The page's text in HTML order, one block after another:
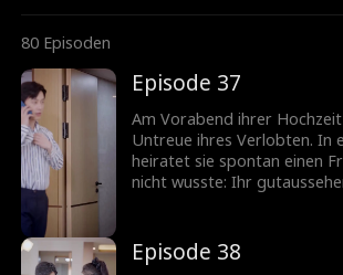
80 Episoden
Episode 37
Am Vorabend ihrer
Untreue ihres Verlobten. In
heiratet sie spontan einen
nicht wusste: Ihr
Episode 38